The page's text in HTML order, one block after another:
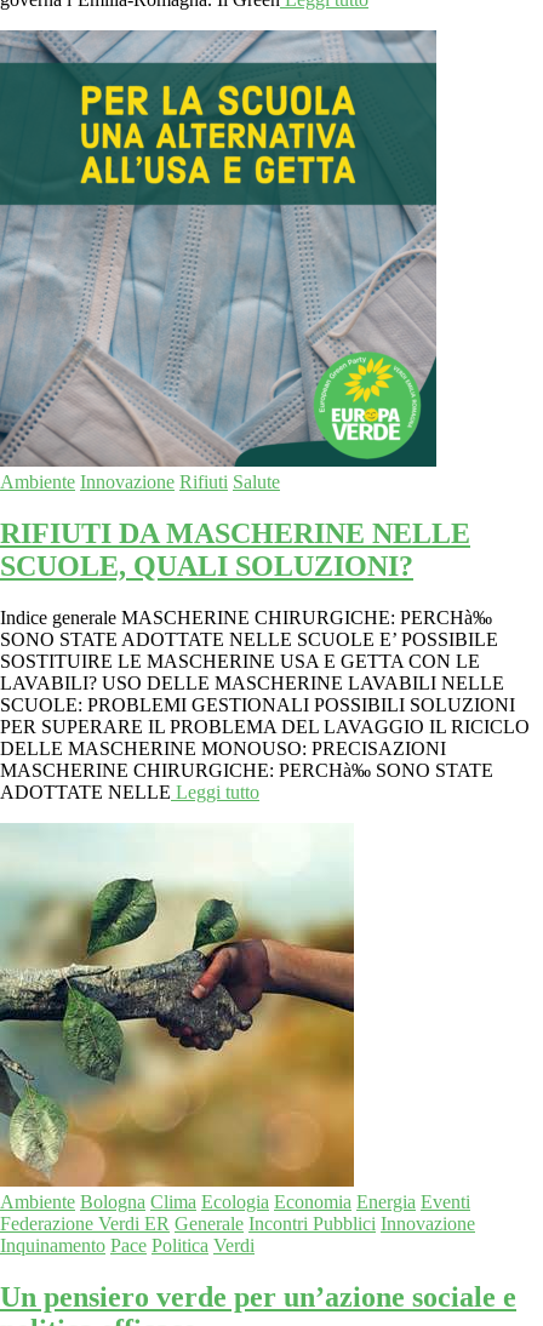
Ambiente Innovazione Rifiuti Salute
RIFIUTI DA MASCHERINE NELLE
SCUOLE, QUALI SOLUZIONI?
Indice generale MASCHERINE CHIRURGICHE: PERCHà‰
SONO STATE ADOTTATE NELLE SCUOLE E’ POSSIBILE
SOSTITUIRE LE MASCHERINE USA E GETTA CON LE
LAVABILI? USO DELLE MASCHERINE LAVABILI NELLE
SCUOLE: PROBLEMI GESTIONALI POSSIBILI SOLUZIONI
PER SUPERARE IL PROBLEMA DEL LAVAGGIO IL RICICLO
DELLE MASCHERINE MONOUSO: PRECISAZIONI
MASCHERINE CHIRURGICHE: PERCHà‰ SONO STATE
ADOTTATE NELLE Leggi tutto
Ambiente Bologna Clima Ecologia Economia Energia Eventi
Federazione Verdi ER Generale Incontri Pubblici Innovazione
Inquinamento Pace Politica Verdi
Un pensiero verde per un’azione sociale e